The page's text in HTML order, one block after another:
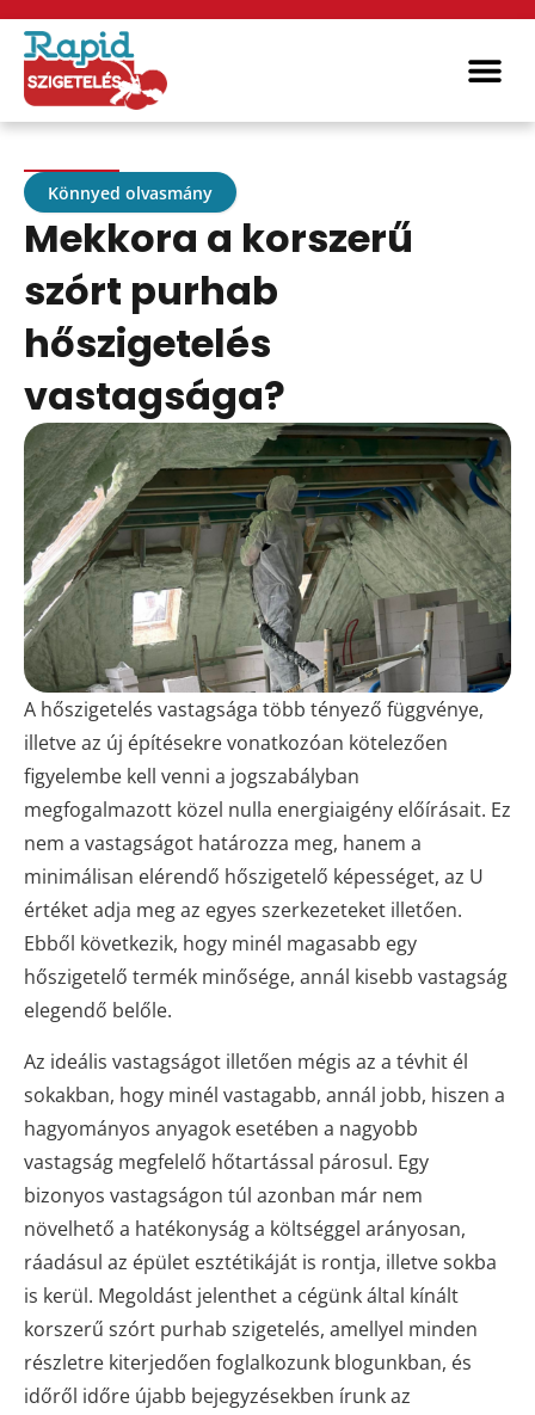
Könnyed olvasmány
Mekkora a korszerű
szórt purhab
hőszigetelés
vastagsága?
A hőszigetelés vastagsága több tényező függvénye,
illetve az új építésekre vonatkozóan kötelezően
figyelembe kell venni a jogszabályban
megfogalmazott közel nulla energiaigény előírásait. Ez
nem a vastagságot határozza meg, hanem a
minimálisan elérendő hőszigetelő képességet, az U
értéket adja meg az egyes szerkezeteket illetően.
Ebből következik, hogy minél magasabb egy
hőszigetelő termék minősége, annál kisebb vastagság
elegendő belőle.
Az ideális vastagságot illetően mégis az a tévhit él
sokakban, hogy minél vastagabb, annál jobb, hiszen a
hagyományos anyagok esetében a nagyobb
vastagság megfelelő hőtartással párosul. Egy
bizonyos vastagságon túl azonban már nem
növelhető a hatékonyság a költséggel arányosan,
ráadásul az épület esztétikáját is rontja, illetve sokba
is kerül. Megoldást jelenthet a cégünk által kínált
korszerű szórt purhab szigetelés, amellyel minden
részletre kiterjedően foglalkozunk blogunkban, és
időről időre újabb bejegyzésekben írunk az